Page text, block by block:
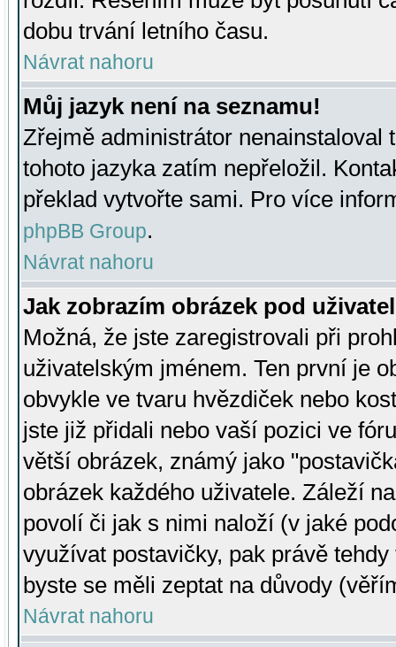
dobu trvání letního času.
Návrat nahoru
Můj jazyk není na seznamu!
Zřejmě administrátor nenainstaloval
tohoto jazyka zatím nepřeložil.
překlad vytvořte sami. Pro více
phpBB Group.
Návrat nahoru
Jak zobrazím obrázek pod
Možná, že jste zaregistrovali při
uživatelským jménem. Ten první je
obvykle ve tvaru hvězdiček nebo
jste již přidali nebo vaší pozici ve
větší obrázek, známý jako
obrázek každého uživatele. Záleží
povolí či jak s nimi naloží (v jaké
využívat postavičky, pak právě
byste se měli zeptat na důvody
Návrat nahoru